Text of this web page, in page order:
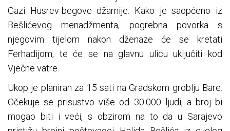
Gazi Husrev-begove džamije. Kako je saopćeno iz
Bešlićevog menadžmenta, pogrebna povorka s
njegovim tijelom nakon dženaze će se kretati
Ferhadijom, te će se na glavnu ulicu uključiti kod
Vječne vatre.
Ukop je planiran za 15 sati na Gradskom groblju Bare.
Očekuje se prisustvo više od 30.000 ljudi, a broj bi
mogao biti i veći, s obzirom na to da u Sarajevo